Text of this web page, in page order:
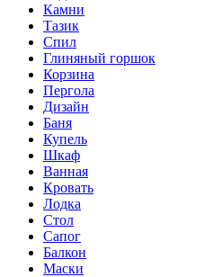
Камни
Тазик
Спил
Глиняный горшок
Корзина
Пергола
Дизайн
Баня
Купель
Шкаф
Ванная
Кровать
Лодка
Стол
Сапог
Балкон
Маски